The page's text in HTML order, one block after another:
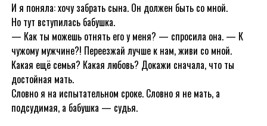
И я поняла: хочу забрать сына. Он должен быть со мной.
Но тут вступилась бабушка.
— Как ты можешь отнять его у меня? — спросила она. — К
чужому мужчине?! Переезжай лучше к нам, живи со мной.
Какая ещё семья? Какая любовь? Докажи сначала, что ты
достойная мать.
Словно я на испытательном сроке. Словно я не мать, а
подсудимая, а бабушка — судья.